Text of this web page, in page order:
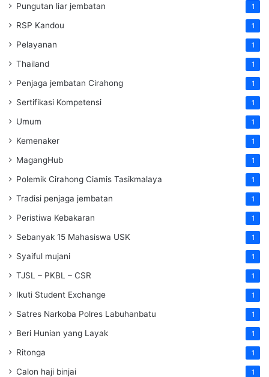
Pungutan liar jembatan 1
RSP Kandou 1
Pelayanan 1
Thailand 1
Penjaga jembatan Cirahong 1
Sertifikasi Kompetensi 1
Umum 1
Kemenaker 1
MagangHub 1
Polemik Cirahong Ciamis Tasikmalaya 1
Tradisi penjaga jembatan 1
Peristiwa Kebakaran 1
Sebanyak 15 Mahasiswa USK 1
Syaiful mujani 1
TJSL – PKBL – CSR 1
Ikuti Student Exchange 1
Satres Narkoba Polres Labuhanbatu 1
Beri Hunian yang Layak 1
Ritonga 1
Calon haji binjai 1